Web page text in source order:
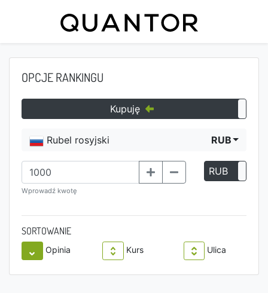
OPCJE RANKINGU
Kupuję
Rubel rosyjski RUB
Wprowadź kwotę
RUB
SORTOWANIE
Opinia Kurs Ulica